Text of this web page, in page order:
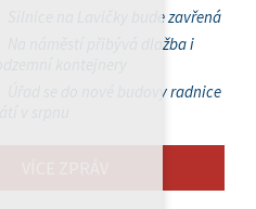
Silnice na Lavičky bude zavřená
Na náměstí přibývá dlažba i
Úřad se do nové budovy radnice